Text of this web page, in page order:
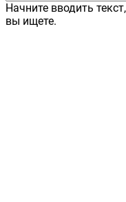
Начните вводить
вы ищете.